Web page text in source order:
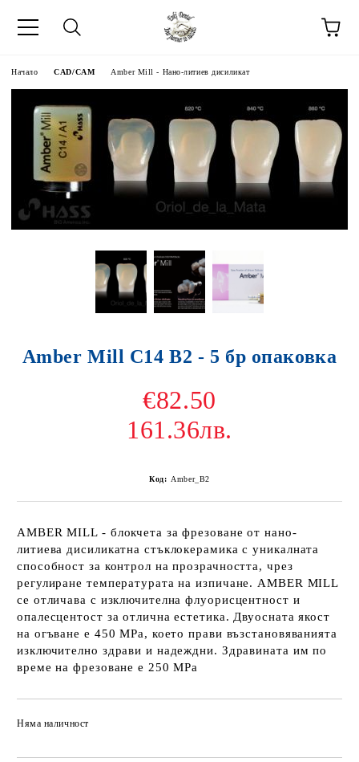
Начало CAD/CAM Amber Mill - Нано-литиев дисиликат
Amber Mill C14 B2 - 5 бр опаковка
€82.50
161.36лв.
Код: Amber_B2
AMBER MILL - блокчета за фрезоване от нано-
литиева дисиликатна стъклокерамика с уникалната
способност за контрол на прозрачността, чрез
регулиране температурата на изпичане. AMBER MILL
се отличава с изключителна флуорисцентност и
опалесцентост за отлична естетика. Двуосната якост
на огъване е 450 МРа, което прави възстановяванията
изключително здрави и надеждни. Здравината им по
време на фрезоване е 250 МРа
Няма наличност